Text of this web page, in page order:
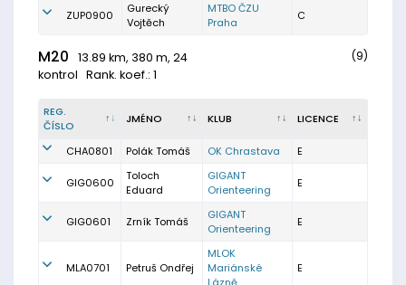
ZUP0900
Gurecký
Vojtěch
MTBO ČZU
Praha
C
M20
13.89 km, 380 m, 24
kontrol Rank. koef.: 1
(9)
REG.
ČÍSLO
JMÉNO KLUB LICENCE
CHA0801 Polák Tomáš OK Chrastava E
GIG0600
Toloch
Eduard
GIGANT
Orienteering
E
GIG0601 Zrník Tomáš
GIGANT
Orienteering
E
MLA0701 Petruš Ondřej
MLOK
Mariánské
E